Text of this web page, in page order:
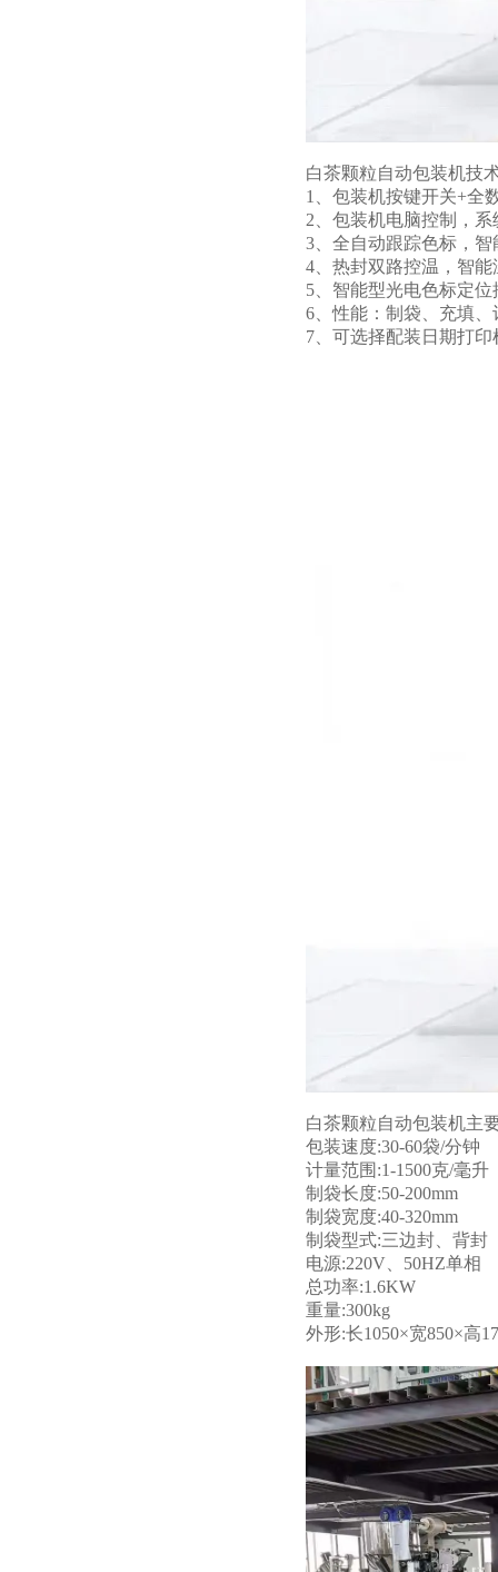
白茶颗粒自动包装机技
1、包装机按键开关+全
2、包装机电脑控制，
3、全自动跟踪色标，
4、热封双路控温，智
5、智能型光电色标定位
6、性能：制袋、充填
7、可选择配装日期打
白茶颗粒自动包装机主
包装速度:30-60袋/分钟
计量范围:1-1500克/毫升
制袋长度:50-200mm
制袋宽度:40-320mm
制袋型式:三边封、背封
电源:220V、50HZ单相
总功率:1.6KW
重量:300kg
外形:长1050×宽850×高